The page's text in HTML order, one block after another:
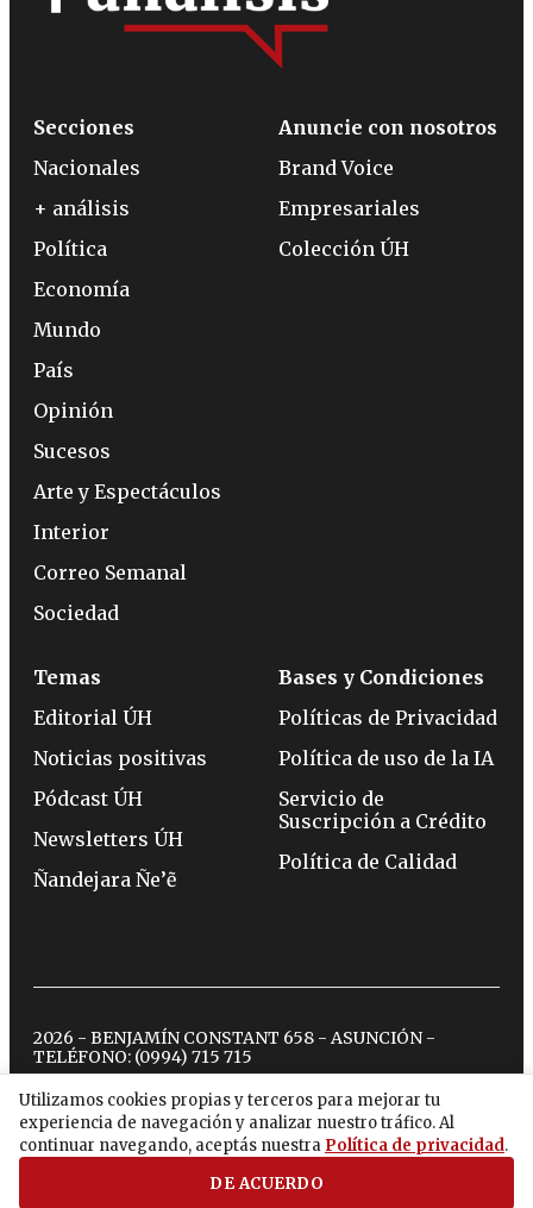
Utilizamos cookies propias y terceros para mejorar tu
experiencia de navegación y analizar nuestro tráfico. Al
continuar navegando, aceptás nuestra Política de privacidad.
DE ACUERDO
Secciones
Nacionales
+ análisis
Política
Economía
Mundo
País
Opinión
Sucesos
Arte y Espectáculos
Interior
Correo Semanal
Sociedad
Anuncie con nosotros
Brand Voice
Empresariales
Colección ÚH
Temas
Editorial ÚH
Noticias positivas
Pódcast ÚH
Newsletters ÚH
Ñandejara Ñe’ẽ
Bases y Condiciones
Políticas de Privacidad
Política de uso de la IA
Servicio de
Suscripción a Crédito
Política de Calidad
2026 - BENJAMÍN CONSTANT 658 - ASUNCIÓN -
TELÉFONO: (0994) 715 715
twitterinstagram
facebook
tiktokyoutubespotify